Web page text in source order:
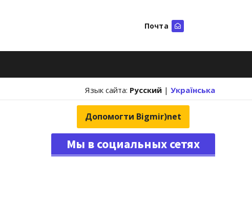
Почта
Язык сайта: Русский | Українська
Допомогти Bigmir)net
Мы в социальных сетях